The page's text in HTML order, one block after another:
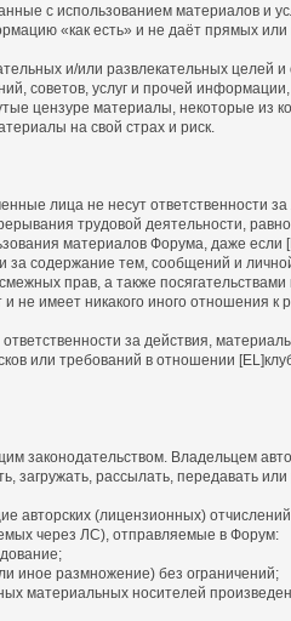
с использованием материалов и
«как есть» и не даёт прямых
и/или развлекательных целей
советов, услуг и прочей
цензуре материалы, некоторые из
на свой страх и риск.
лица не несут
трудовой деятельности,
материалов Форума, даже
за содержание тем, сообщений и
прав, а также
не имеет никакого иного отношения
за действия,
или требований в отношении
Владельцем
загружать, рассылать, передавать
(лицензионных)
через ЛС), отправляемые в Форум:
иное размножение) без ограничений;
носителей